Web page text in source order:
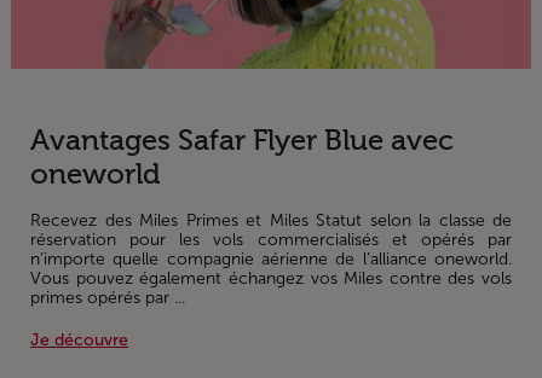
Avantages Safar Flyer Blue avec
oneworld
Recevez des Miles Primes et Miles Statut selon la classe de
réservation pour les vols commercialisés et opérés par
n’importe quelle compagnie aérienne de l’alliance oneworld.
Vous pouvez également échangez vos Miles contre des vols
primes opérés par ...
Je découvre